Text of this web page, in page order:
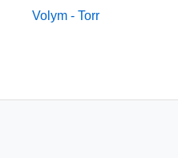
Volym - Torr